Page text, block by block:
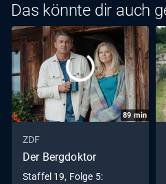
Das könnte dir auch
89 min
ZDF
Der Bergdoktor
Staffel 19, Folge 5: